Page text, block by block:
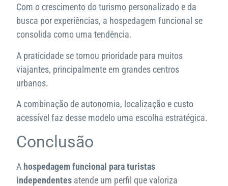
Com o crescimento do turismo personalizado e da
busca por experiências, a hospedagem funcional se
consolida como uma tendência.
A praticidade se tornou prioridade para muitos
viajantes, principalmente em grandes centros
urbanos.
A combinação de autonomia, localização e custo
acessível faz desse modelo uma escolha estratégica.
Conclusão
A hospedagem funcional para turistas
independentes atende um perfil que valoriza